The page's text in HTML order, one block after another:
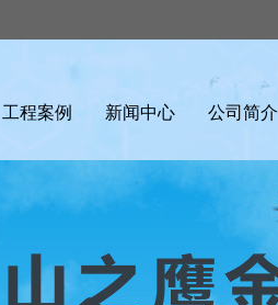
工程案例 新闻中心 公司简介